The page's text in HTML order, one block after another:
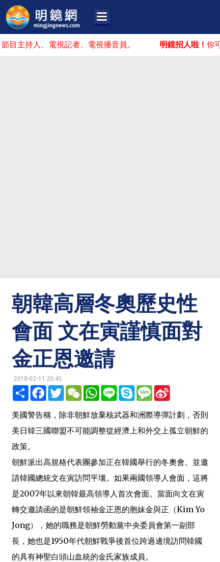
、電視記者、電視播音員。 明鏡招人啦！你可能在這
朝韓高層冬奧歷史性
會面 文在寅謹慎面對
金正恩邀請
2018-02-11 20:45
分
享
F
a
e
b
o
o
T
w
t
t
e
r
W
h
a
t
W
h
t
s
A
p
L
e
S
p
e
M
e
s
a
g
e
a
W
e
i
美國警告稱，除非朝鮮放棄核武器和洲際導彈計劃，否則
美日韓三國聯盟不可能調整從經濟上和外交上孤立朝鮮的
政策。
朝鮮派出高規格代表團參加正在韓國舉行的冬奧會。並邀
請韓國總統文在寅訪問平壤。如果兩國領導人會面，這將
是2007年以來朝韓最高領導人首次會面。當面向文在寅
轉交邀請函的是朝鮮領袖金正恩的胞妹金與正（Kim Yo
Jong），她的職務是朝鮮勞動黨中央委員會第一副部
長，她也是1950年代朝鮮戰爭後首位跨過邊境訪問韓國
的具有神聖白頭山血統的金氏家族成員。